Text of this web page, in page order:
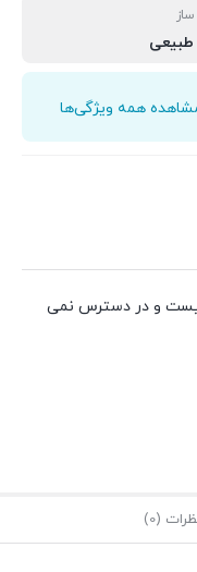
همه ویژگی‌ها
نیست و در دسترس نمی
(0)